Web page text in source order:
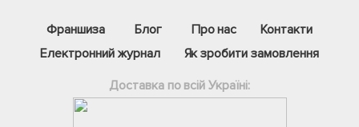
Франшиза Блог Про нас
Контакти
Електронний журнал
Як зробити замовлення
Доставка по всій Україні: